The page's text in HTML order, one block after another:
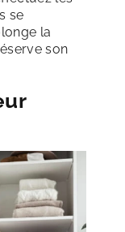
se
la
son